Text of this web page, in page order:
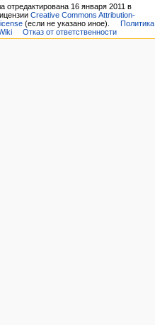
отредактирована 16 января 2011 в
Creative Commons Attribution-
(если не указано иное).
Политика
Отказ от ответственности